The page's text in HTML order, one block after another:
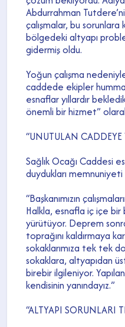
Abdurrahman
çalışmalar, bu sorunlara
bölgedeki altyapı
gidermiş oldu.
Yoğun çalışma
caddede ekipler
esnaflar yıllardır
önemli bir hizmet”
“UNUTULAN
Sağlık Ocağı Caddesi
duydukları
“Başkanımızın
Halkla, esnafla iç içe bir
yürütüyor. Deprem
toprağını kaldırmaya
sokaklarımıza tek tek
sokaklara, altyapıdan
birebir ilgileniyor.
kendisinin yanındayız.”
“ALTYAPI SORUNLARI